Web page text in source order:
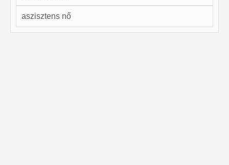
aszisztens nő